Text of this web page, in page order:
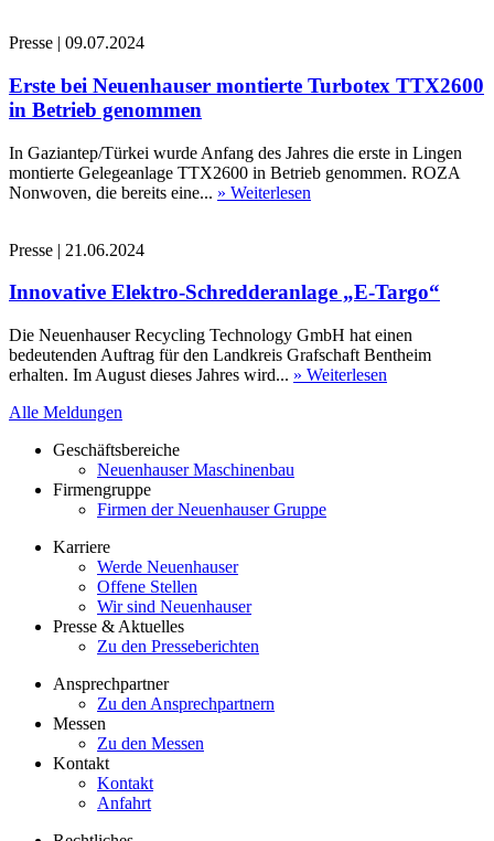
Presse | 09.07.2024
Erste bei Neuenhauser montierte Turbotex TTX2600
in Betrieb genommen
In Gaziantep/Türkei wurde Anfang des Jahres die erste in Lingen
montierte Gelegeanlage TTX2600 in Betrieb genommen. ROZA
Nonwoven, die bereits eine... » Weiterlesen
Presse | 21.06.2024
Innovative Elektro-Schredderanlage „E-Targo“
Die Neuenhauser Recycling Technology GmbH hat einen
bedeutenden Auftrag für den Landkreis Grafschaft Bentheim
erhalten. Im August dieses Jahres wird... » Weiterlesen
Alle Meldungen
Geschäftsbereiche
Neuenhauser Maschinenbau
Firmengruppe
Firmen der Neuenhauser Gruppe
Karriere
Werde Neuenhauser
Offene Stellen
Wir sind Neuenhauser
Presse & Aktuelles
Zu den Presseberichten
Ansprechpartner
Zu den Ansprechpartnern
Messen
Zu den Messen
Kontakt
Kontakt
Anfahrt